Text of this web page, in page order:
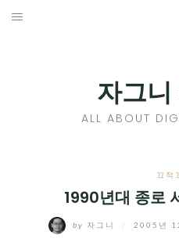
Skip
자그
ALL ABOUT
끄적
1990년대 종로
by 자그니 2005년
디지털트렌드
디지털라이프